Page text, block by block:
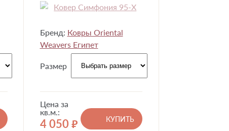
Бренд: Ковры Oriental
Weavers Египет
Размер
Цена за
кв.м.:
4 050 руб.
КУПИТЬ